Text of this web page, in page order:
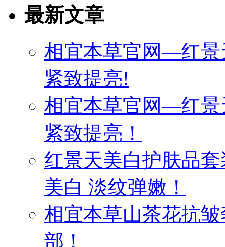
最新文章
相宜本草官网—红景
紧致提亮!
相宜本草官网—红景
紧致提亮！
红景天美白护肤品
美白 淡纹弹嫩！
相宜本草山茶花抗
部！